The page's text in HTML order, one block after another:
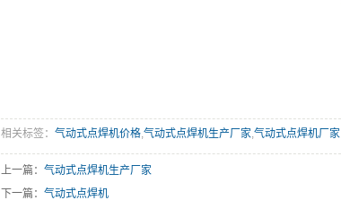
相关标签： 气动式点焊机价格,气动式点焊机生产厂家,气动式点焊机厂家
上一篇： 气动式点焊机生产厂家
下一篇： 气动式点焊机